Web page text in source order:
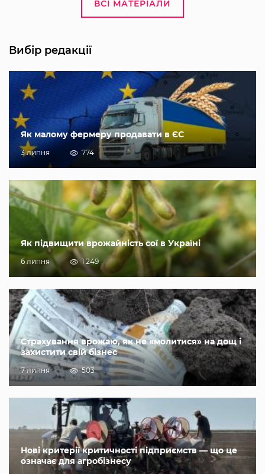
ВСІ МАТЕРІАЛИ
Вибір редакції
Як малому фермеру продавати в ЄС
3 липня 774
Як підвищити врожайність сої в Україні
6 липня 1 249
Страхування врожаю, як не «молитися» на дощ і
захистити свій бізнес
7 липня 503
Нові критерії критичності підприємств — що це
означає для агробізнесу